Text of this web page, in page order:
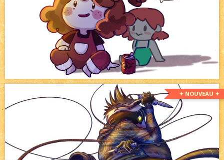
✦ NOUVEAU ✦